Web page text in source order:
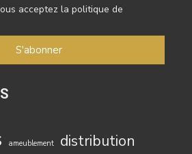
acceptez la politique de
ameublement distribution